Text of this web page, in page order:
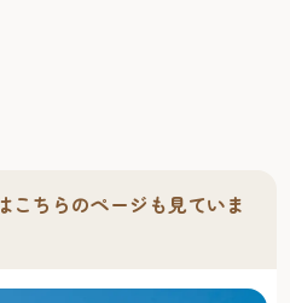
こちらのページも見ていま